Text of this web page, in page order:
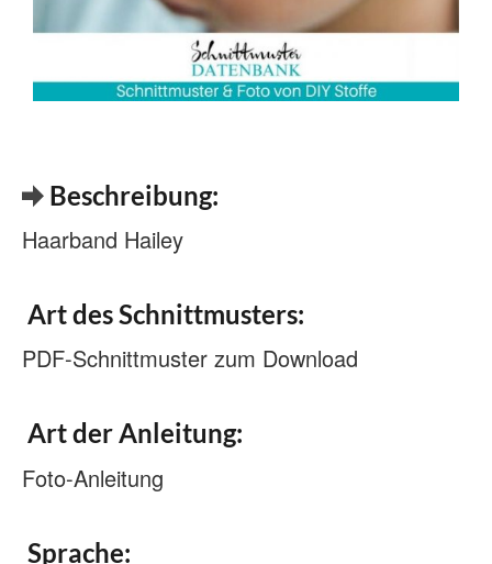
Beschreibung:
Haarband Hailey
Art des Schnittmusters:
PDF-Schnittmuster zum Download
Art der Anleitung:
Foto-Anleitung
Sprache: